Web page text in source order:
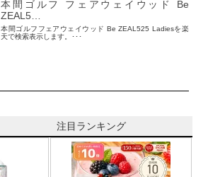
本間ゴルフ フェアウェイウッド Be
ZEAL5…
本間ゴルフフェアウェイウッド Be ZEAL525 Ladiesを楽
天で検索表示します。･･･
注目ランキング